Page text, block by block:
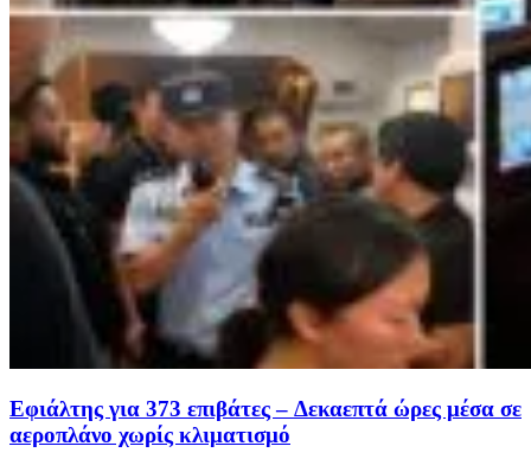
Εφιάλτης για 373 επιβάτες – Δεκαεπτά ώρες μέσα σε
αεροπλάνο χωρίς κλιματισμό